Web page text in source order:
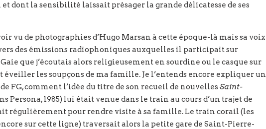
dont la sensibilité laissait présager la grande délicatesse de ses
vu de photographies d’Hugo Marsan à cette époque-là mais sa voix
des émissions radiophoniques auxquelles il participait sur
que j’écoutais alors religieusement en sourdine ou le casque sur
les soupçons de ma famille. Je l’entends encore expliquer un
FG, comment l’idée du titre de son recueil de nouvelles Saint-
Persona, 1985) lui était venue dans le train au cours d’un trajet de
régulièrement pour rendre visite à sa famille. Le train corail (les
sur cette ligne) traversait alors la petite gare de Saint-Pierre-